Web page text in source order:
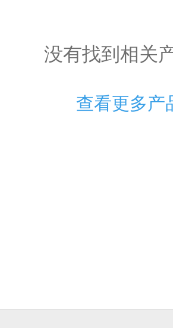
没有找到相关
查看更多产